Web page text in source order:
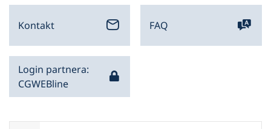
Kontakt FAQ
Login partnera:
CGWEBline